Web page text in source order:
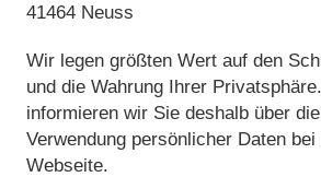
41464 Neuss
Wir legen größten Wert auf den
und die Wahrung Ihrer
informieren wir Sie deshalb über
Verwendung persönlicher Daten
Webseite.